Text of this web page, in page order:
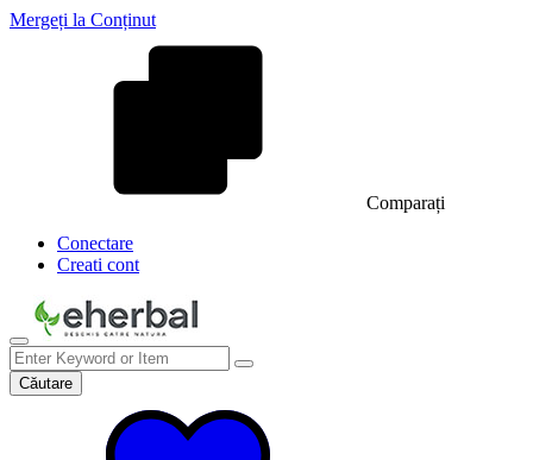
Mergeți la Conținut
Comparați
Conectare
Creati cont
Căutare